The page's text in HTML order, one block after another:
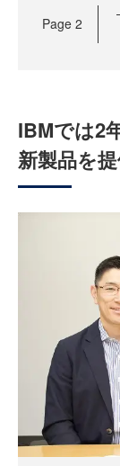
Page 2
IBMでは2
新製品を